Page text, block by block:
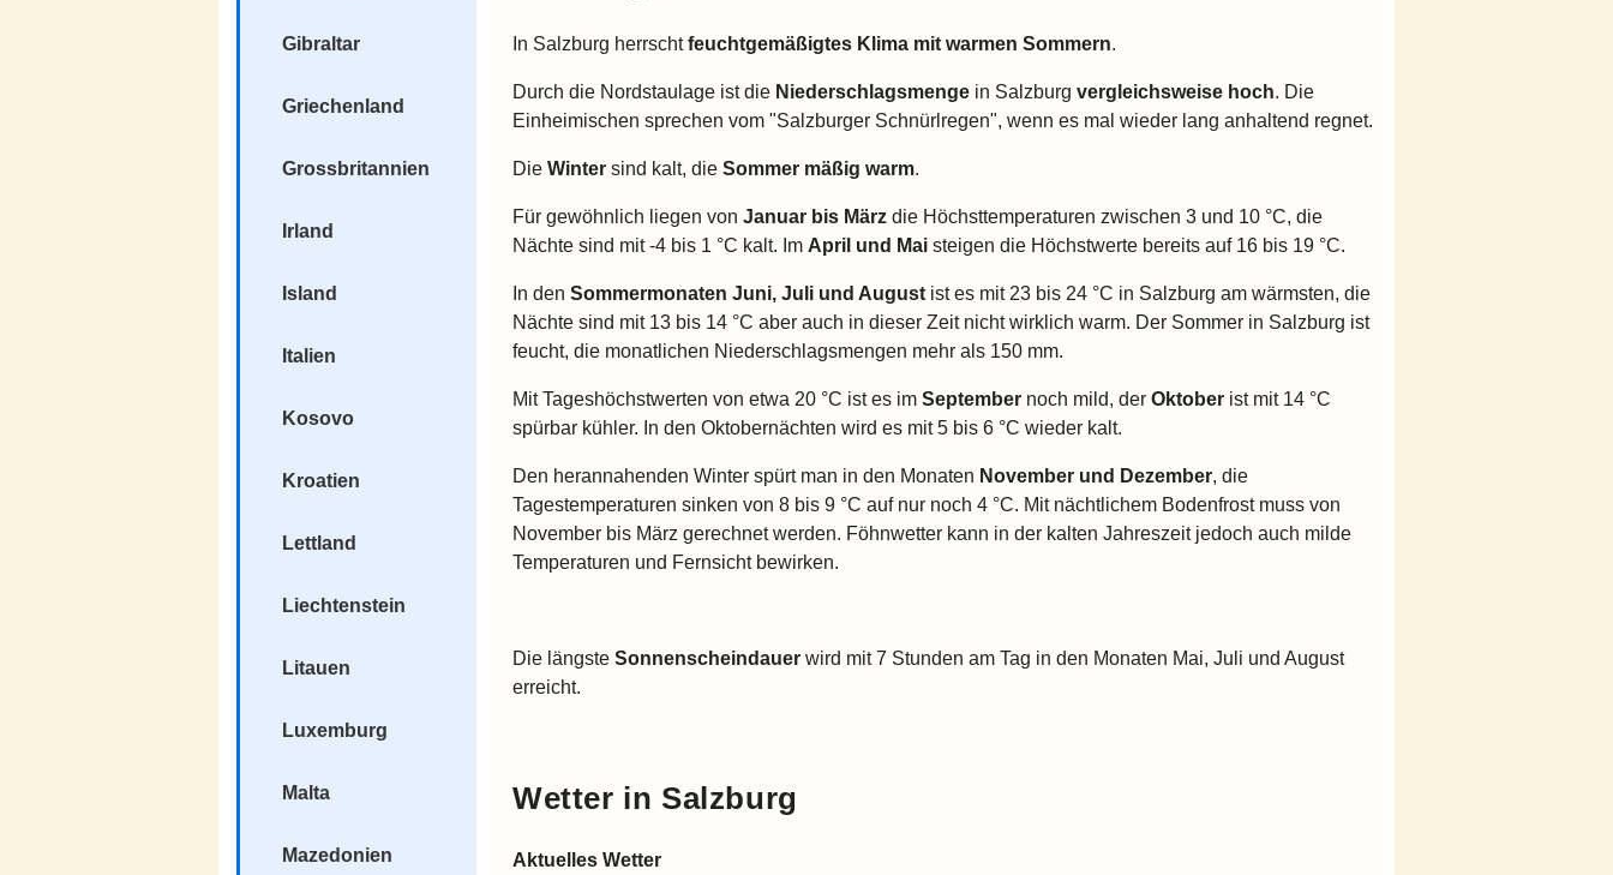
Gibraltar
Griechenland
Grossbritannien
Irland
Island
Italien
Kosovo
Kroatien
Lettland
Liechtenstein
Litauen
Luxemburg
Malta
Mazedonien
In Salzburg herrschtfeuchtgemäßigtes Klima mit warmen Sommern.
Durch die Nordstaulage ist die Niederschlagsmenge in Salzburg vergleichsweise hoch. Die
Einheimischen sprechen vom "Salzburger Schnürlregen", wenn es mal wieder lang anhaltend regnet.
Die Winter sind kalt, die Sommer mäßig warm.
Für gewöhnlich liegen von Januar bis März die Höchsttemperaturen zwischen 3 und 10 °C, die
Nächte sind mit -4 bis 1 °C kalt. Im April und Mai steigen die Höchstwerte bereits auf 16 bis 19 °C.
In den Sommermonaten Juni, Juli und August ist es mit 23 bis 24 °C in Salzburg am wärmsten, die
Nächte sind mit 13 bis 14 °C aber auch in dieser Zeit nicht wirklich warm. Der Sommer in Salzburg ist
feucht, die monatlichen Niederschlagsmengen mehr als 150 mm.
Mit Tageshöchstwerten von etwa 20 °C ist es im September noch mild, der Oktober ist mit 14 °C
spürbar kühler. In den Oktobernächten wird es mit 5 bis 6 °C wieder kalt.
Den herannahenden Winter spürt man in den Monaten November und Dezember, die
Tagestemperaturen sinken von 8 bis 9 °C auf nur noch 4 °C. Mit nächtlichem Bodenfrost muss von
November bis März gerechnet werden. Föhnwetter kann in der kalten Jahreszeit jedoch auch milde
Temperaturen und Fernsicht bewirken.
Die längste Sonnenscheindauer wird mit 7 Stunden am Tag in den Monaten Mai, Juli und August
erreicht.
Wetter in Salzburg
Aktuelles Wetter